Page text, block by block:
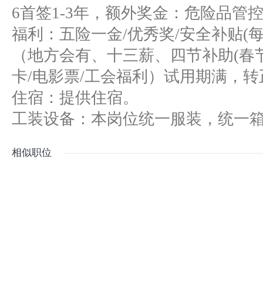
6首签1-3年，额外奖金：危险品管
福利：五险一金/优秀奖/安全补贴(
（地方会有、十三薪、四节补助(
卡/电影票/工会福利）试用期满，
住宿：提供住宿。
工装设备：本岗位统一服装，统一
相似职位